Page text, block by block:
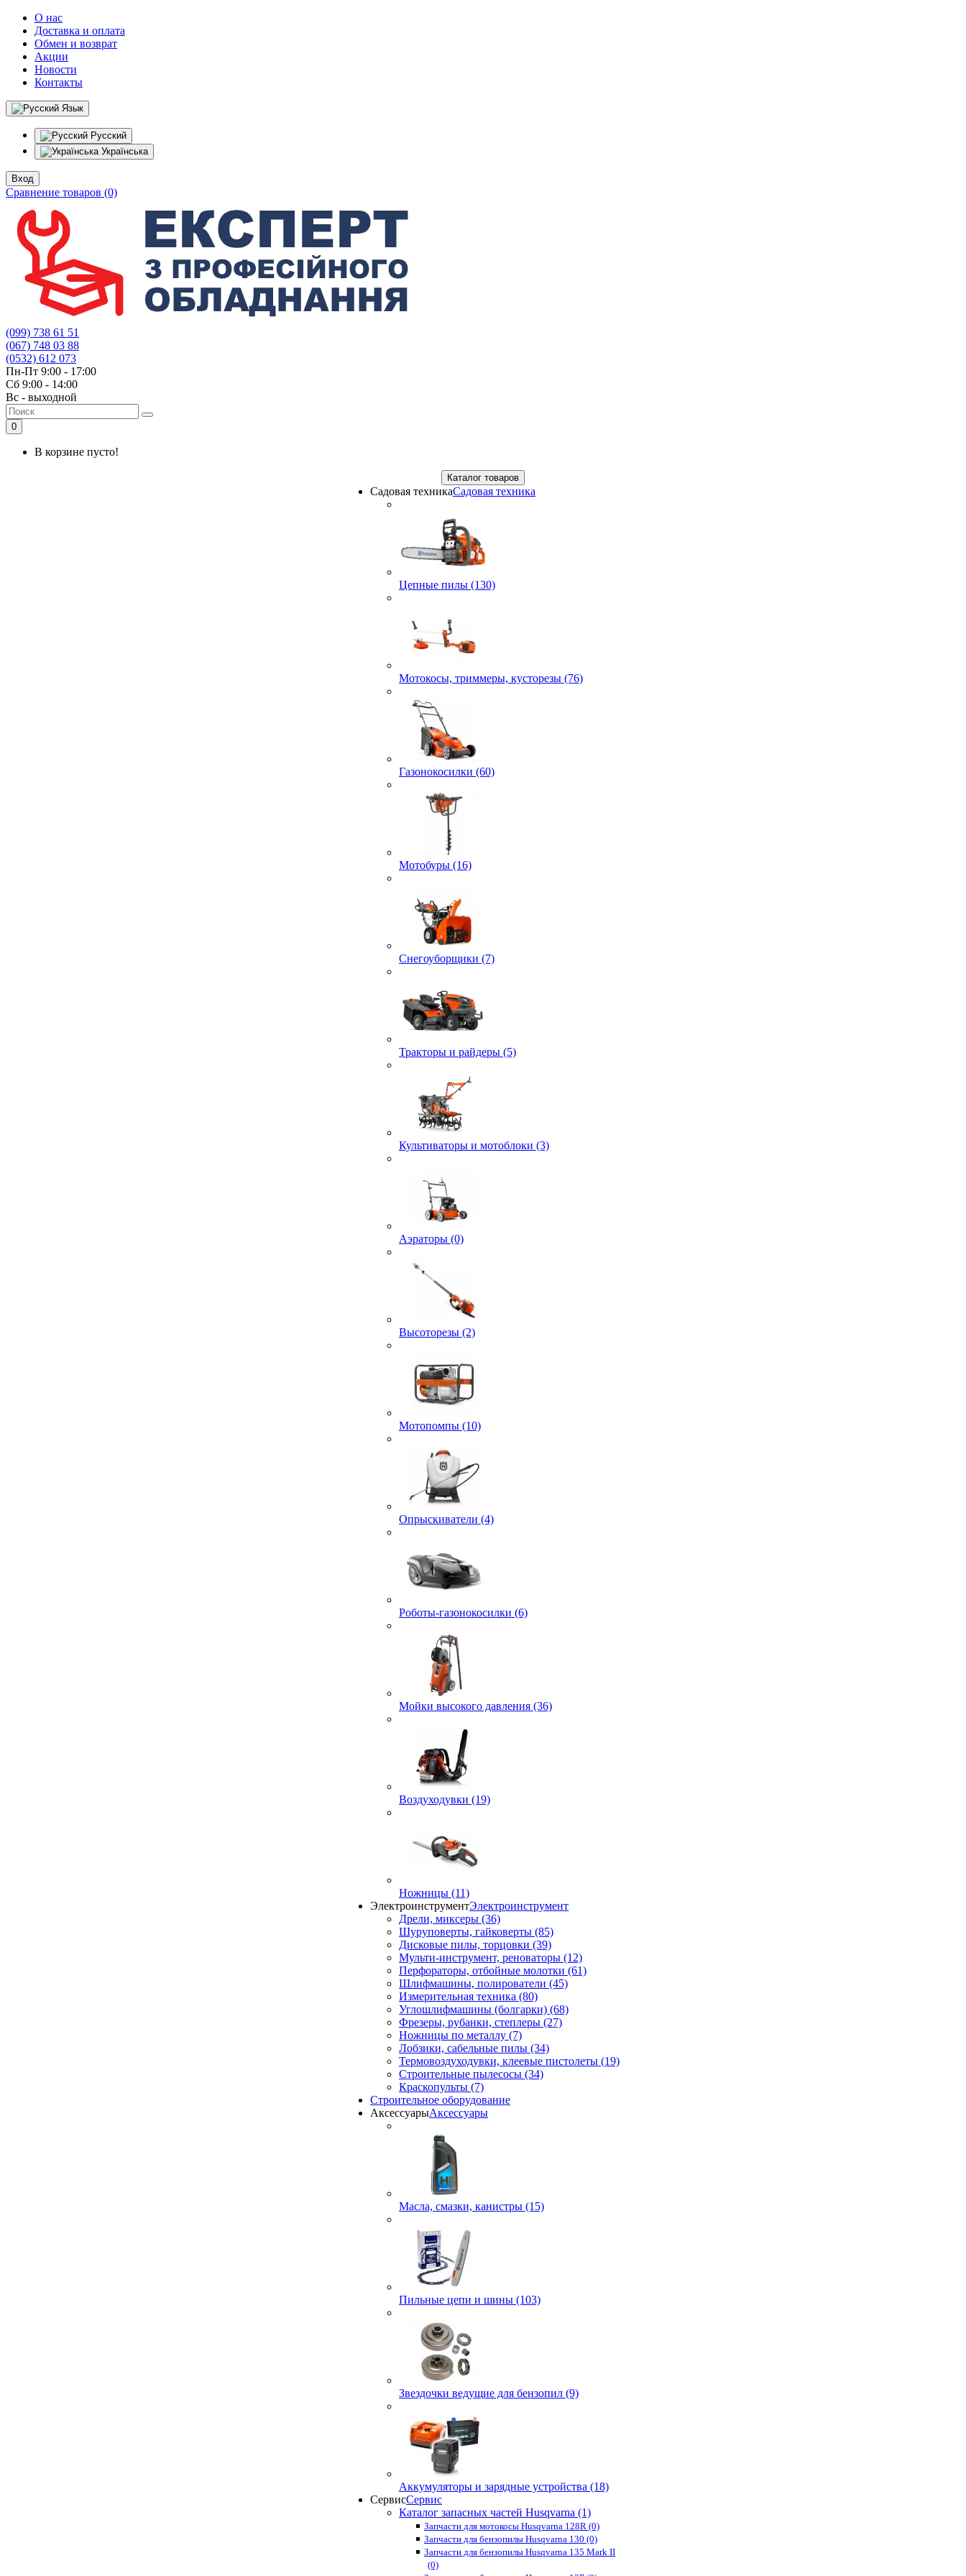
О нас
Доставка и оплата
Обмен и возврат
Акции
Новости
Контакты
Язык
Русский
Українська
Вход
Сравнение товаров (0)
(099) 738 61 51
(067) 748 03 88
(0532) 612 073
Пн-Пт 9:00 - 17:00
Сб 9:00 - 14:00
Вс - выходной
0
В корзине пусто!
Каталог товаров
Садовая техникаСадовая техника
Цепные пилы (130)
Мотокосы, триммеры, кусторезы (76)
Газонокосилки (60)
Мотобуры (16)
Снегоуборщики (7)
Тракторы и райдеры (5)
Культиваторы и мотоблоки (3)
Аэраторы (0)
Высоторезы (2)
Мотопомпы (10)
Опрыскиватели (4)
Роботы-газонокосилки (6)
Мойки высокого давления (36)
Воздуходувки (19)
Ножницы (11)
ЭлектроинструментЭлектроинструмент
Дрели, миксеры (36)
Шуруповерты, гайковерты (85)
Дисковые пилы, торцовки (39)
Мульти-инструмент, реноваторы (12)
Перфораторы, отбойные молотки (61)
Шлифмашины, полирователи (45)
Измерительная техника (80)
Углошлифмашины (болгарки) (68)
Фрезеры, рубанки, степлеры (27)
Ножницы по металлу (7)
Лобзики, сабельные пилы (34)
Термовоздуходувки, клеевые пистолеты (19)
Строительные пылесосы (34)
Краскопульты (7)
Строительное оборудование
АксессуарыАксессуары
Масла, смазки, канистры (15)
Пильные цепи и шины (103)
Звездочки ведущие для бензопил (9)
Аккумуляторы и зарядные устройства (18)
СервисСервис
Каталог запасных частей Husqvarna (1)
Запчасти для мотокосы Husqvarna 128R (0)
Запчасти для бензопилы Husqvarna 130 (0)
Запчасти для бензопилы Husqvarna 135 Mark II
(0)